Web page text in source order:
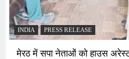
INDIA PRESS RELEASE
मेरठ में सपा नेताओं को हाउस